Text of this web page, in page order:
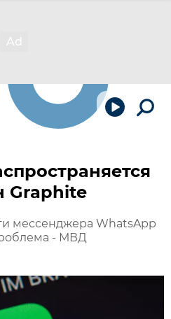
Graphite
мессенджера WhatsApp
- МВД